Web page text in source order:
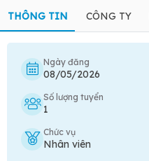
THÔNG TIN CÔNG TY
Ngày đăng
08/05/2026
Số lượng tuyển
1
Chức vụ
Nhân viên